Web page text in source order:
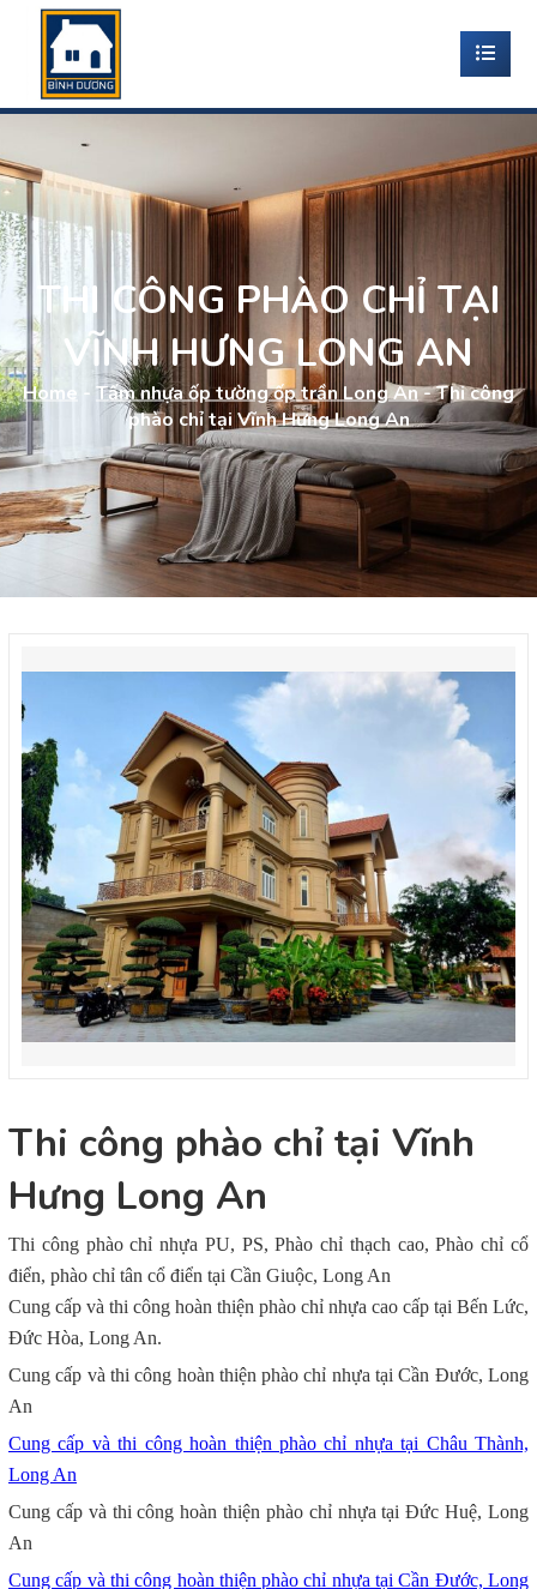
THI CÔNG PHÀO CHỈ TẠI
VĨNH HƯNG LONG AN
Home - Tấm nhựa ốp tường ốp trần Long An-Thi công
phào chỉ tại Vĩnh Hưng Long An
Thi công phào chỉ tại Vĩnh
Hưng Long An
Thi công phào chỉ nhựa PU, PS, Phào chỉ thạch cao, Phào chỉ cổ
điển, phào chỉ tân cổ điển tại Cần Giuộc, Long An
Cung cấp và thi công hoàn thiện phào chỉ nhựa cao cấp tại Bến Lức,
Đức Hòa, Long An.
Cung cấp và thi công hoàn thiện phào chỉ nhựa tại Cần Đước, Long
An
Cung cấp và thi công hoàn thiện phào chỉ nhựa tại Châu Thành,
Long An
Cung cấp và thi công hoàn thiện phào chỉ nhựa tại Đức Huệ, Long
An
Cung cấp và thi công hoàn thiện phào chỉ nhựa tại Cần Đước, Long